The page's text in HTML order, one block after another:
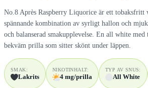
No.8 Après Raspberry Liquorice är ett tobaksfritt
spännande kombination av syrligt hallon och
och balanserad smakupplevelse. En all white
bekväm prilla som sitter skönt under läppen.
SMAK:
Lakrits
NIKOTINHALT:
4 mg/prilla
TYP AV SNUS:
All White